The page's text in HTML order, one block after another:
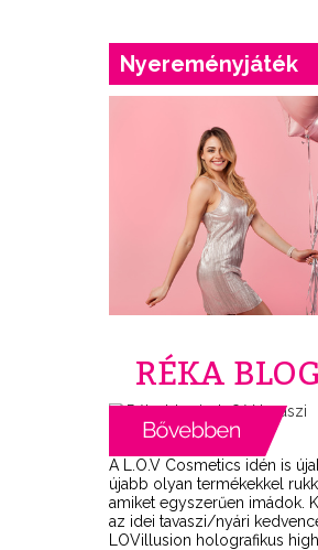
Nyereményjáték
RÉKA
A L.O.V Cosmetics idén is
újabb olyan termékekkel
amiket egyszerűen imádok.
az idei tavaszi/nyári
LOVillusion holografikus